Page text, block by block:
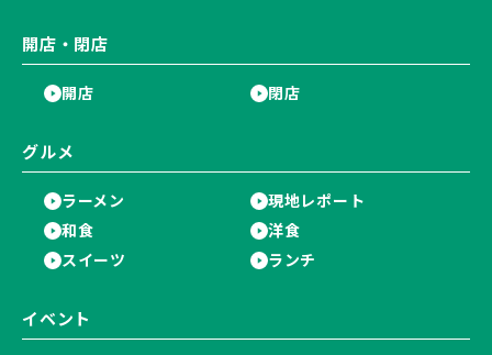
開店・閉店
開店 閉店
グルメ
ラーメン
現地レポート
和食
洋食
スイーツ
ランチ
イベント